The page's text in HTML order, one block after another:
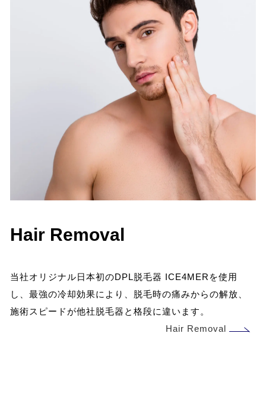
Hair Removal
当社オリジナル日本初のDPL脱毛器 ICE4MERを使用
し、最強の冷却効果により、脱毛時の痛みからの解放、
施術スピードが他社脱毛器と格段に違います。
Hair Removal